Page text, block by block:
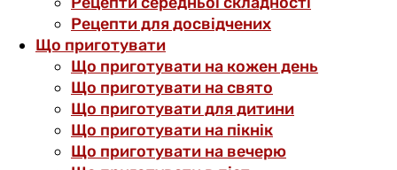
Рецепти для досвідчених
Що приготувати
Що приготувати на кожен день
Що приготувати на свято
Що приготувати для дитини
Що приготувати на пікнік
Що приготувати на вечерю